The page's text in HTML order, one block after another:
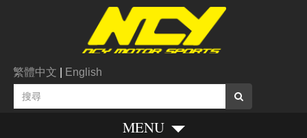
繁體中文 English
MENU